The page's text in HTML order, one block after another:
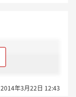
2014年3月22日 12:43